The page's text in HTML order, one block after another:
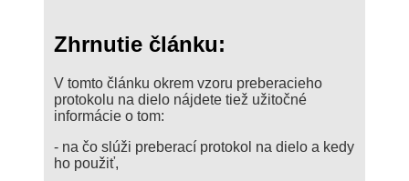
zhrnutie článku:
V tomto článku okrem vzoru preberacieho
protokolu na dielo nájdete tiež užitočné
informácie o tom:
- na čo slúži preberací protokol na dielo a kedy
ho použiť,